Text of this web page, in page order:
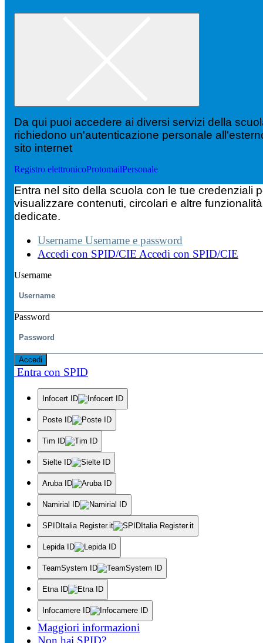
Da qui puoi accedere ai diversi servizi della
richiedono un'autenticazione personale
sito internet
Registro elettronicoProtomailPersonale
Entra nel sito della scuola con le tue credenziali
visualizzare contenuti, circolari e altre
dedicate.
Username Username e password
Accedi con SPID/CIE Accedi con SPID/CIE
Username
Password
Accedi
Entra con SPID
Infocert ID
Poste ID
Tim ID
Sielte ID
Aruba ID
Namirial ID
SPIDItalia Register.it
Lepida ID
TeamSystem ID
Etna ID
Infocamere ID
Maggiori informazioni
Non hai SPID?